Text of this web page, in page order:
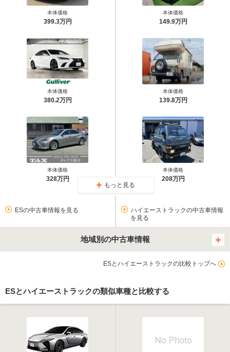
本体価格
399.3万円
本体価格
380.2万円
本体価格
328万円
本体価格
149.9万円
本体価格
139.8万円
本体価格
208万円
もっと見る
ESの中古車情報を見る
ハイエーストラックの中古車情報
を見る
地域別の中古車情報
ESとハイエーストラックの比較トップへ
ESとハイエーストラックの類似車種と比較する